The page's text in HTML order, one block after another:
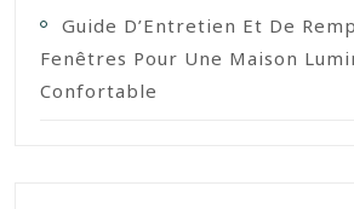
Guide D’Entretien Et De
Fenêtres Pour Une Maison
Confortable